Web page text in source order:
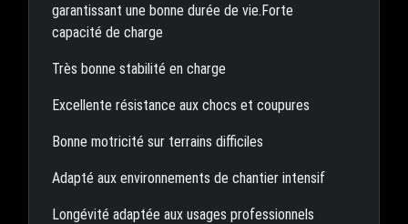
garantissant une bonne durée de vie.Forte
capacité de charge
Très bonne stabilité en charge
Excellente résistance aux chocs et coupures
Bonne motricité sur terrains difficiles
Adapté aux environnements de chantier intensif
Longévité adaptée aux usages professionnels